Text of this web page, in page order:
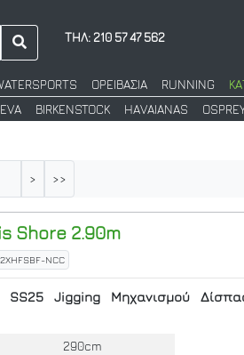
ΤΗΛ: 210 57 47 562
ΟΡΕΙΒΑΣΙΑ RUNNING
BIRKENSTOCK HAVAIANAS
> >>
Shore 2.90m
NCC
SS25 Jigging Μηχανισμού
290cm